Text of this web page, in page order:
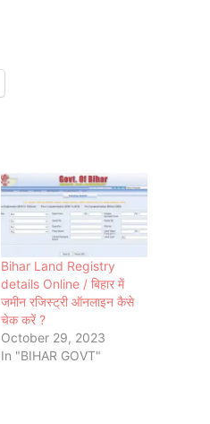
Bihar Land Registry
details Online / बिहार में
जमीन रजिस्ट्री ऑनलाइन कैसे
चेक करें ?
October 29, 2023
In "BIHAR GOVT"